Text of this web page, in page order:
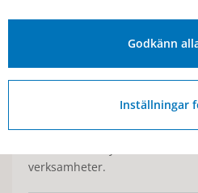
kvinnor skattar sitt
Medborgarundersökningen är
Statistiska Centralbyrån gör
verksamheter.
Godkänn
Inställningar